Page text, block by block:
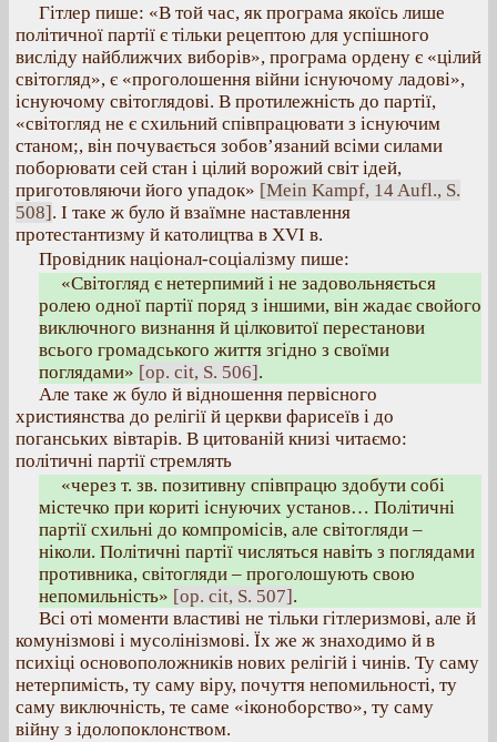
Гітлер пише: «В той час, як програма якоїсь лише
політичної партії є тільки рецептою для успішного
висліду найближчих виборів», програма ордену є «цілий
світогляд», є «проголошення війни існуючому ладові»,
існуючому світоглядові. В протилежність до партії,
«світогляд не є схильний співпрацювати з існуючим
станом;, він почувається зобов’язаний всіми силами
поборювати сей стан і цілий ворожий світ ідей,
приготовляючи його упадок» [Mein Kampf, 14 Aufl., S.
508]. І таке ж було й взаїмне наставлення
протестантизму й католицтва в XVI в.
Провідник націонал-соціалізму пише:
«Світогляд є нетерпимий і не задовольняється
ролею одної партії поряд з іншими, він жадає свойого
виключного визнання й цілковитої перестанови
всього громадського життя згідно з своїми
поглядами» [op. cit, S. 506].
Але таке ж було й відношення первісного
християнства до релігії й церкви фарисеїв і до
поганських вівтарів. В цитованій книзі читаємо:
політичні партії стремлять
«через т. зв. позитивну співпрацю здобути собі
містечко при кориті існуючих установ… Політичні
партії схильні до компромісів, але світогляди –
ніколи. Політичні партії числяться навіть з поглядами
противника, світогляди – проголошують свою
непомильність» [op. cit, S. 507].
Всі оті моменти властиві не тільки гітлеризмові, але й
комунізмові і мусолінізмові. Їх же ж знаходимо й в
психіці основоположників нових релігій і чинів. Ту саму
нетерпимість, ту саму віру, почуття непомильності, ту
саму виключність, те саме «іконоборство», ту саму
війну з ідолопоклонством.